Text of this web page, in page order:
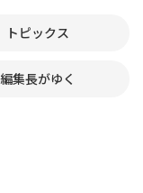
トピックス
編集長がゆく